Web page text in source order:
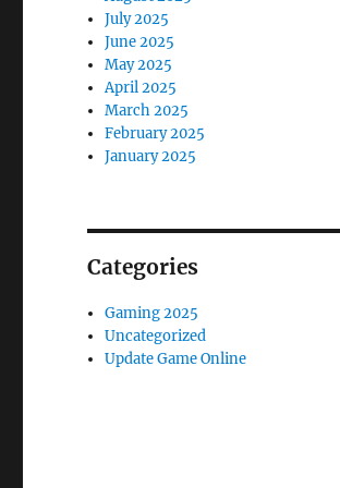
July 2025
June 2025
May 2025
April 2025
March 2025
February 2025
January 2025
Categories
Gaming 2025
Uncategorized
Update Game Online